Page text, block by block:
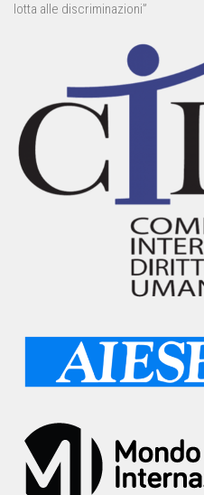
lotta alle discriminazioni”